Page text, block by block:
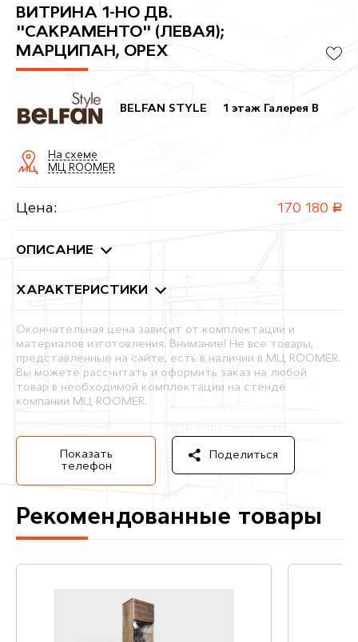
ВИТРИНА 1-НО ДВ.
"САКРАМЕНТО" (ЛЕВАЯ);
МАРЦИПАН, ОРЕХ
BELFAN STYLE 1 этаж Галерея B
На схеме
МЦ ROOMER
Цена: 170 180 руб.
ОПИСАНИЕ
ХАРАКТЕРИСТИКИ
Окончательная цена зависит от комплектации и
материалов изготовления. Внимание! Не все товары,
представленные на сайте, есть в наличии в МЦ ROOMER.
Вы можете рассчитать и оформить заказ на любой
товар в необходимой комплектации на стенде
компании МЦ ROOMER.
Показать
телефон
Поделиться
Рекомендованные товары